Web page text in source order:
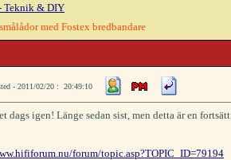
Teknik & DIY
med Fostex bredbandare
- 2011/02/20 : 20:49:10
dags igen! Länge sedan sist, men detta är en
forum/topic.asp?TOPIC_ID=79194